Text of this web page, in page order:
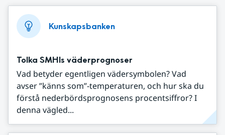
Kunskapsbanken
Tolka SMHIs väderprognoser
Vad betyder egentligen vädersymbolen? Vad
avser ”känns som”-temperaturen, och hur ska du
förstå nederbördsprognosens procentsiffror? I
denna vägled...